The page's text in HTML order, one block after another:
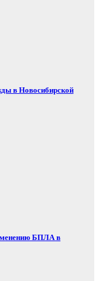
в Новосибирской
БПЛА в